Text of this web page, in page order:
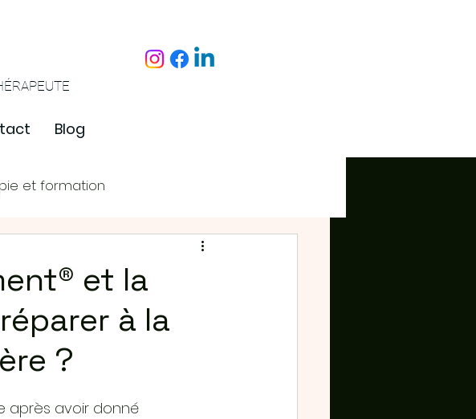
Blog
et formation
et la
à la
?
après avoir donné